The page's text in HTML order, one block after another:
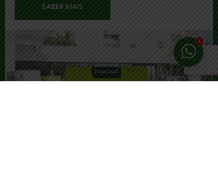
SABER MAIS
1